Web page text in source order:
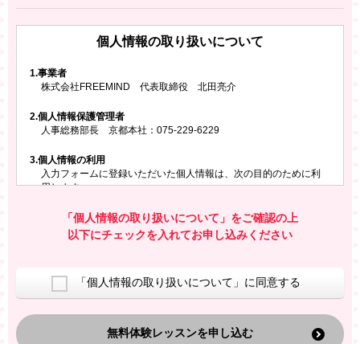
いいたします。
※ご兄弟姉妹など複数でお申し込みの場合、お一人ず
所属施設名・会員番号またはクーポンコード
所属施設名
会員番号またはクーポンコード
個人情報の取り扱いについて
1.事業者
株式会社FREEMIND 代表取締役 北田亮介
2.個人情報保護管理者
人事総務部長 京都本社：075-229-6229
3.個人情報の利用
入力フォームに登録いただいた個人情報は、次の目的のために利
用します。
お問い合わせにお答えするため
レプトンのキャンペーンや新商品（新サービス）、新規開講教
室等をご案内するため
換した上で、広告・宣伝・販売促進活動に役立てること
上記の利用目的のために第三者へ提供すること
なお、この利用目的を超えた個人情報の取扱いは行いません。ま
「個人情報の取り扱いについて」をご確認の上
以下にチェックを入れてお申し込みください
「個人情報の取り扱いについて」に同意する
無料体験レッスンを申し込む